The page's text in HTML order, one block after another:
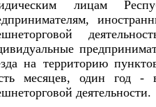
лицам
на территорию
месяцев, один год -
деятельности.